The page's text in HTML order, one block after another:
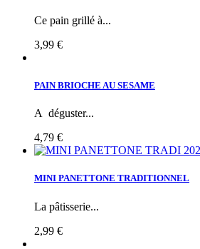
Ce pain grillé à...
3,99 €
PAIN BRIOCHE AU SESAME
A déguster...
4,79 €
MINI PANETTONE TRADITIONNEL
La pâtisserie...
2,99 €